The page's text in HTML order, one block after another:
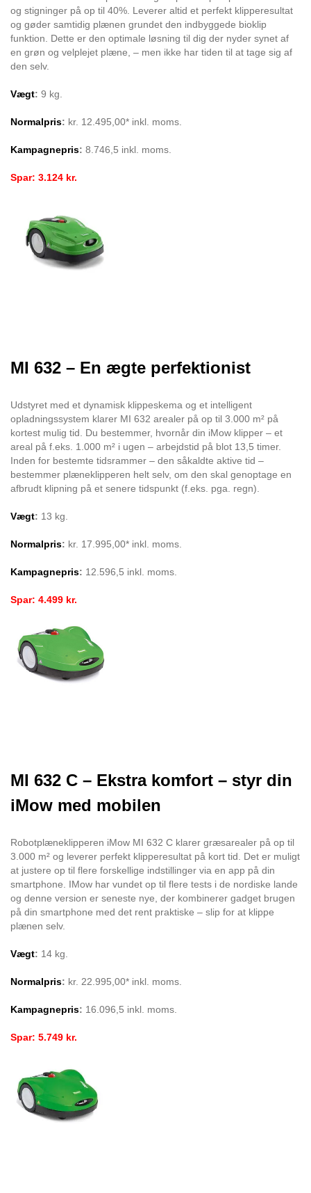
og stigninger på op til 40%. Leverer altid et perfekt klipperesultat
og gøder samtidig plænen grundet den indbyggede bioklip
funktion. Dette er den optimale løsning til dig der nyder synet af
en grøn og velplejet plæne, – men ikke har tiden til at tage sig af
den selv.
Vægt: 9 kg.
Normalpris: kr. 12.495,00* inkl. moms.
Kampagnepris: 8.746,5 inkl. moms.
Spar: 3.124 kr.
MI 632 – En ægte perfektionist
Udstyret med et dynamisk klippeskema og et intelligent
opladningssystem klarer MI 632 arealer på op til 3.000 m² på
kortest mulig tid. Du bestemmer, hvornår din iMow klipper – et
areal på f.eks. 1.000 m² i ugen – arbejdstid på blot 13,5 timer.
Inden for bestemte tidsrammer – den såkaldte aktive tid –
bestemmer plæneklipperen helt selv, om den skal genoptage en
afbrudt klipning på et senere tidspunkt (f.eks. pga. regn).
Vægt: 13 kg.
Normalpris: kr. 17.995,00* inkl. moms.
Kampagnepris: 12.596,5 inkl. moms.
Spar: 4.499 kr.
MI 632 C – Ekstra komfort – styr din
iMow med mobilen
Robotplæneklipperen iMow MI 632 C klarer græsarealer på op til
3.000 m² og leverer perfekt klipperesultat på kort tid. Det er muligt
at justere op til flere forskellige indstillinger via en app på din
smartphone. IMow har vundet op til flere tests i de nordiske lande
og denne version er seneste nye, der kombinerer gadget brugen
på din smartphone med det rent praktiske – slip for at klippe
plænen selv.
Vægt: 14 kg.
Normalpris: kr. 22.995,00* inkl. moms.
Kampagnepris: 16.096,5 inkl. moms.
Spar: 5.749 kr.